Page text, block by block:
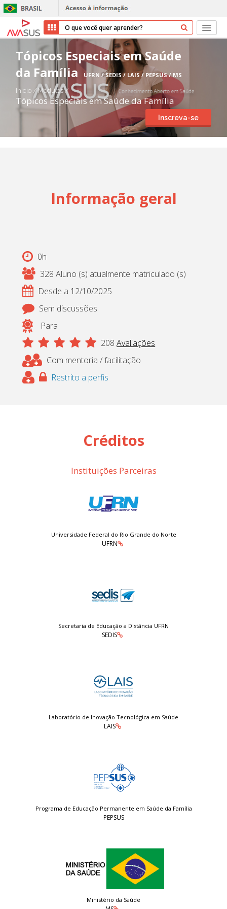
Início
Cursos
Parceiros
Sobre nós
Ajuda
Tópicos Especiais em Saúde
da Família UFRN / SEDIS / LAIS / PEPSUS / MS
Início / Módulos/
Tópicos Especiais em Saúde da Família
Inscreva-se
Informação geral
0h
328 Aluno (s) atualmente matriculado (s)
Desde a 12/10/2025
Sem discussões
Para
208 Avaliações
Com mentoria / facilitação
Restrito a perfis
Créditos
Instituições Parceiras
Universidade Federal do Rio Grande do Norte
UFRN
Secretaria de Educação a Distância UFRN
SEDIS
Laboratório de Inovação Tecnológica em Saúde
LAIS
Programa de Educação Permanente em Saúde da Família
PEPSUS
Ministério da Saúde